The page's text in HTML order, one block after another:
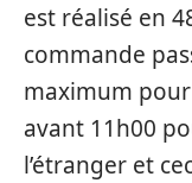
est réalisé en
commande
maximum
avant 11h00
l’étranger et